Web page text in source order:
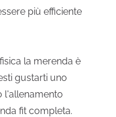
più efficiente
la merenda è
gustarti uno
l'allenamento
fit completa.